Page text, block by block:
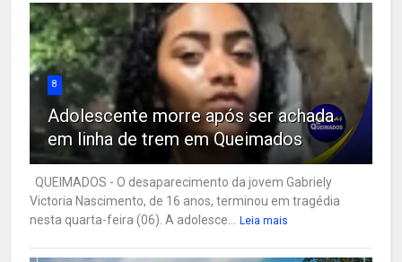
8
Adolescente morre após ser achada
em linha de trem em Queimados
QUEIMADOS - O desaparecimento da jovem Gabriely
Victoria Nascimento, de 16 anos, terminou em tragédia
nesta quarta-feira (06). A adolesce...
Leia mais